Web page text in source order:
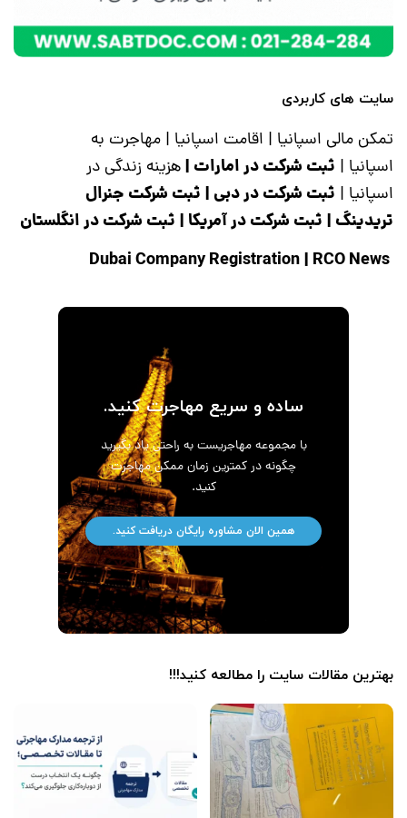
سایت های کاربردی
تمکن مالی اسپانیا | اقامت اسپانیا | مهاجرت به
اسپانیا | ثبت شرکت در امارات |هزینه زندگی در
اسپانیا | ثبت شرکت در دبی | ثبت شرکت جنرال
تریدینگ | ثبت شرکت در آمریکا | ثبت شرکت در انگلستان
| RCO News
ساده و سریع مهاجرت کنید.
با مجموعه مهاجریست به راحتی یاد بگیرید
چگونه در کمترین زمان ممکن مهاجرت
کنید.
همین الان مشاوره رایگان دریافت کنید.
بهترین مقالات سایت را مطالعه کنید!!!